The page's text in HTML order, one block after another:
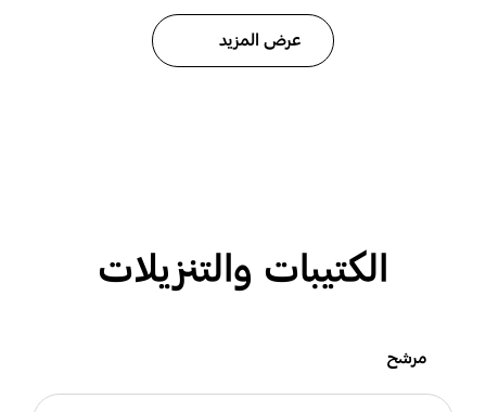
عرض المزيد
الكتيبات والتنزيلات
مرشح